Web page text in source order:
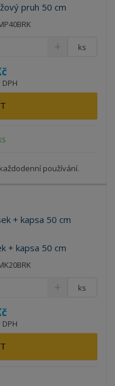
pruh 50 cm
ks
používání.
+ kapsa 50 cm
ks